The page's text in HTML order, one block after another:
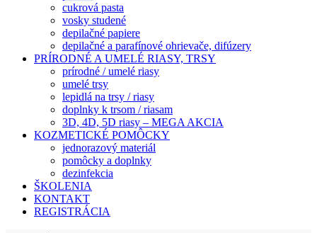
cukrová pasta
vosky studené
depilačné papiere
depilačné a parafínové ohrievače, difúzery
PRÍRODNÉ A UMELÉ RIASY, TRSY
prírodné / umelé riasy
umelé trsy
lepidlá na trsy / riasy
doplnky k trsom / riasam
3D, 4D, 5D riasy – MEGA AKCIA
KOZMETICKÉ POMÔCKY
jednorazový materiál
pomôcky a doplnky
dezinfekcia
ŠKOLENIA
KONTAKT
REGISTRÁCIA